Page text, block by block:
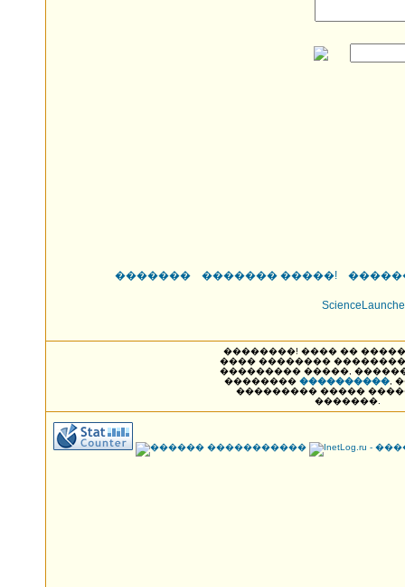
������� ������� �����!
��������! ���� �� �����
���� ��������
��������� �����,
�������� ���������� ,
��������� �����
�������.